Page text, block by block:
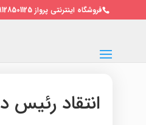
فروشگاه اینترنتی پرواز 09128501125 / 02122691010
انتقاد رئیس